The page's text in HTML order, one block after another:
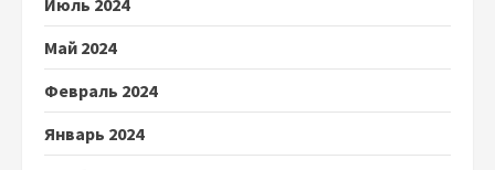
Июль 2024
Май 2024
Февраль 2024
Январь 2024